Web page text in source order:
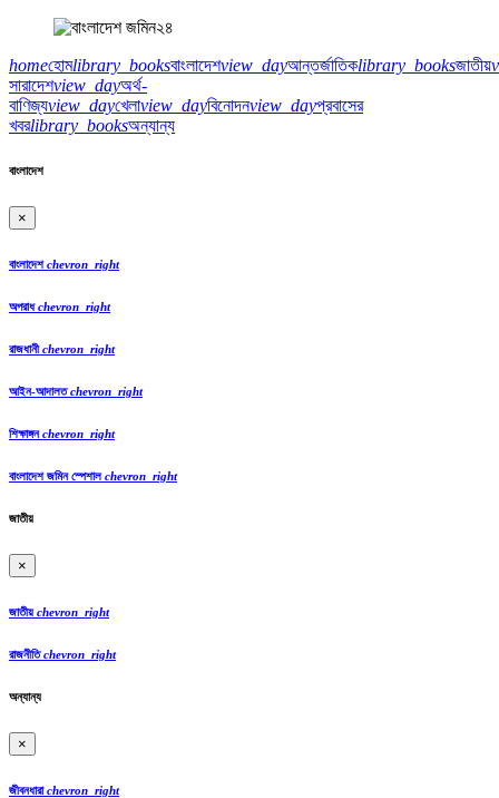
homeহোমlibrary_booksবাংলাদেশview_dayআন্তর্জাতিকlibrary_booksজাতীয়
সারাদেশview_dayঅর্থ-
বাণিজ্যview_dayখেলাview_dayবিনোদনview_dayপ্রবাসের
খবরlibrary_booksঅন্যান্য
বাংলাদেশ
×
বাংলাদেশ chevron_right
অপরাধchevron_right
রাজধানীchevron_right
আইন-আদালতchevron_right
শিক্ষাঙ্গনchevron_right
বাংলাদেশ জমিন স্পেশাল chevron_right
জাতীয়
×
জাতীয়chevron_right
রাজনীতিchevron_right
অন্যান্য
×
জীবনধারাchevron_right